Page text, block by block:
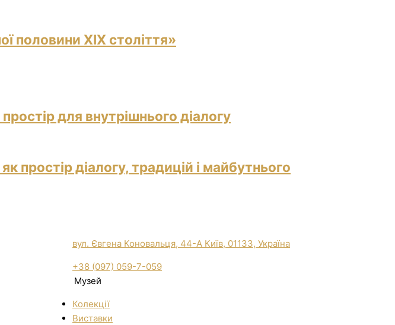
половини ХІХ століття»
для внутрішнього діалогу
простір діалогу, традицій і майбутнього
вул. Євгена Коновальця, 44-А Київ, 01133, Україна
+38 (097) 059-7-059
Музей
Колекції
Виставки